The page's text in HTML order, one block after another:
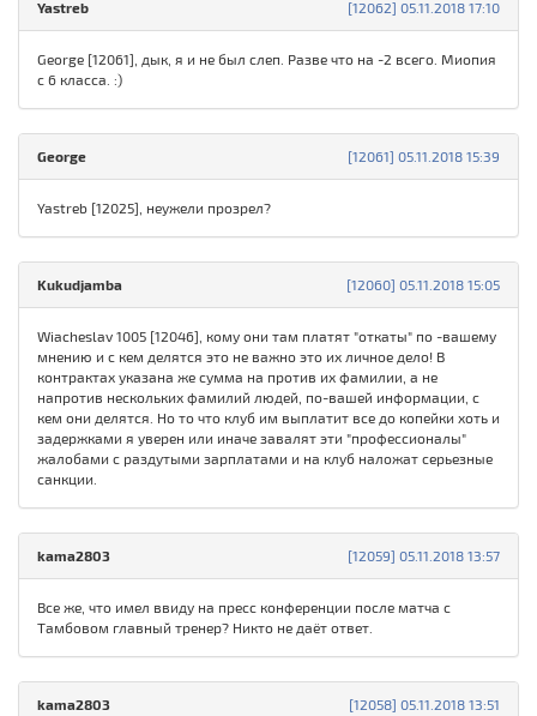
[12062] 05.11.2018 17:10
Yastreb
George [12061], дык, я и не был слеп. Разве что на -2 всего. Миопия
с 6 класса. :)
[12061] 05.11.2018 15:39
George
Yastreb [12025], неужели прозрел?
[12060] 05.11.2018 15:05
Kukudjamba
Wiacheslav 1005 [12046], кому они там платят "откаты" по -вашему
мнению и с кем делятся это не важно это их личное дело! В
контрактах указана же сумма на против их фамилии, а не
напротив нескольких фамилий людей, по-вашей информации, с
кем они делятся. Но то что клуб им выплатит все до копейки хоть и
задержками я уверен или иначе завалят эти "профессионалы"
жалобами с раздутыми зарплатами и на клуб наложат серьезные
санкции.
[12059] 05.11.2018 13:57
kama2803
Все же, что имел ввиду на пресс конференции после матча с
Тамбовом главный тренер? Никто не даёт ответ.
[12058] 05.11.2018 13:51
kama2803